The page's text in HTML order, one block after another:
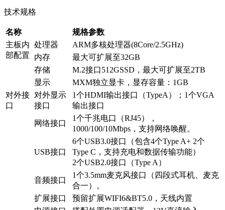
技术规格
名称
规格参数
主板内
部配置
处理器
ARM多核处理器(8Core/2.5GHz)
内存
最大可扩展至32GB
存储
M.2接口512GSSD，最大可扩展至2TB
显示
MXM独立显卡，显存容量：1GB
对外接
口
对外显示
接口
1个HDMI输出接口（TypeA）；1个VGA
输出接口
网络接口
1个千兆电口（RJ45），
1000/100/10Mbps，支持网络唤醒。
USB接口
6个USB3.0接口（包含4个Type A+ 2个
Type C，支持充电和数据传输功能）
2个USB2.0接口（Type A）
音频接口
1个3.5mm麦克风接口（四段式耳机、麦克
合一）。
扩展接口
预留扩展WIFI6&BT5.0，天线内置